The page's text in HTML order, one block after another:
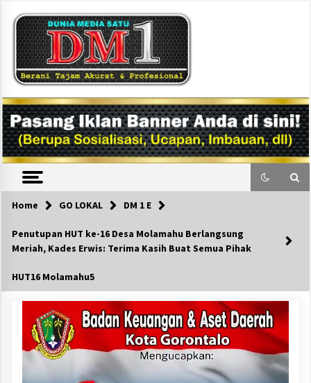
content
DM1
Home GO LOKAL DM 1 E
Penutupan HUT ke-16 Desa Molamahu Berlangsung
Meriah, Kades Erwis: Terima Kasih Buat Semua Pihak
HUT16 Molamahu5